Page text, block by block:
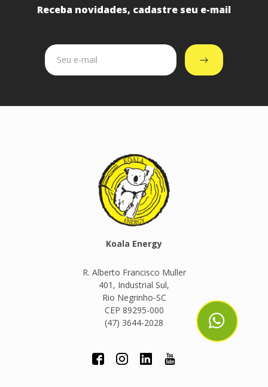
Receba novidades, cadastre seu e-mail
Koala Energy
R. Alberto Francisco Muller
401, Industrial Sul,
Rio Negrinho-SC
CEP 89295-000
(47) 3644-2028